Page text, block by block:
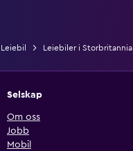
Leiebil Leiebiler i Storbritannia
Selskap
Om oss
Jobb
Mobil